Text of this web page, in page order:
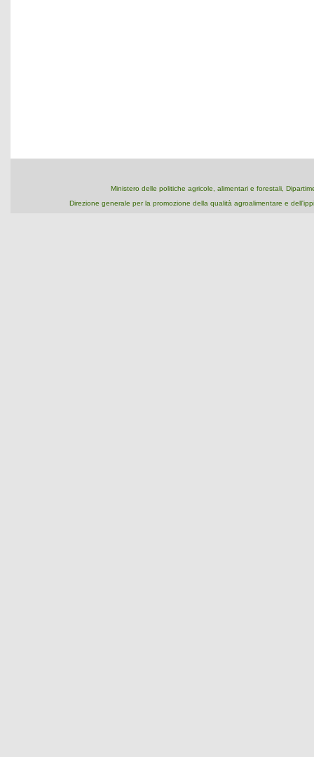
Ministero delle politiche agricole, alimentari e forestali,
Direzione generale per la promozione della qualità agroalimentare e